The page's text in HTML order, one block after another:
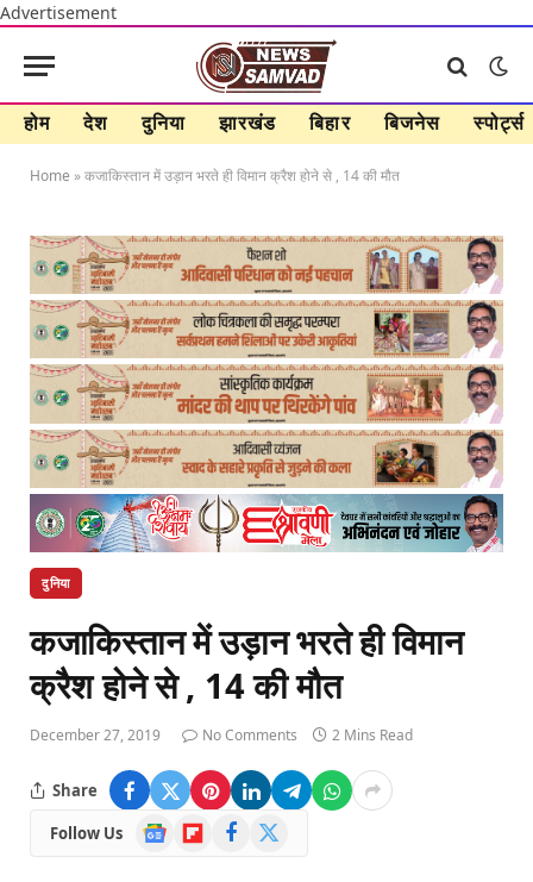
Advertisement
होम देश दुनिया झारखंड बिहार बिजनेस स्पोर्ट्स
Home »कजाकिस्तान में उड़ान भरते ही विमान क्रैश होने से , 14 की मौत
दुनिया
कजाकिस्तान में उड़ान भरते ही विमान
क्रैश होने से , 14 की मौत
December 27, 2019 No Comments 2 Mins Read
Share
Follow Us
Google
News
FlipboardFacebook